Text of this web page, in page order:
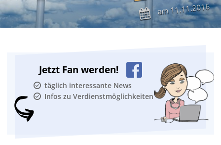
am11.11.2016
Jetzt Fan werden!
täglich interessante News
Infos zu Verdienstmöglichkeiten